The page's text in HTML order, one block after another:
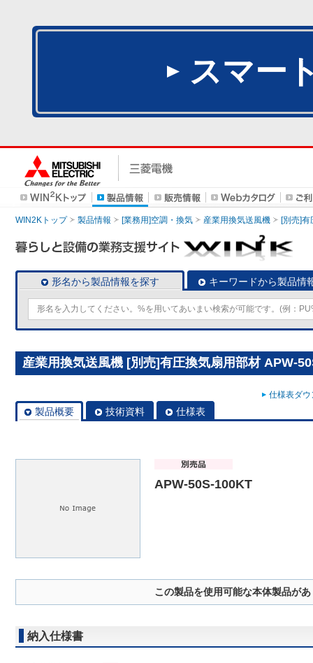
スマー
WIN2Kトップ 製品情報 [業務用]空調・換気 産業用換気送風機 [別売]有
形名から製品情報を探す キーワードから製品情
産業用換気送風機 [別売]有圧換気扇用部材 APW-
仕様表ダ
製品概要 技術資料 仕様表
APW-50S-100KT
この製品を使用可能な本体製品が
納入仕様書